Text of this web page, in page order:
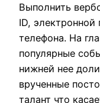
Выполнить
ID, электронной
телефона. На
популярные
нижней нее
врученные
талант что